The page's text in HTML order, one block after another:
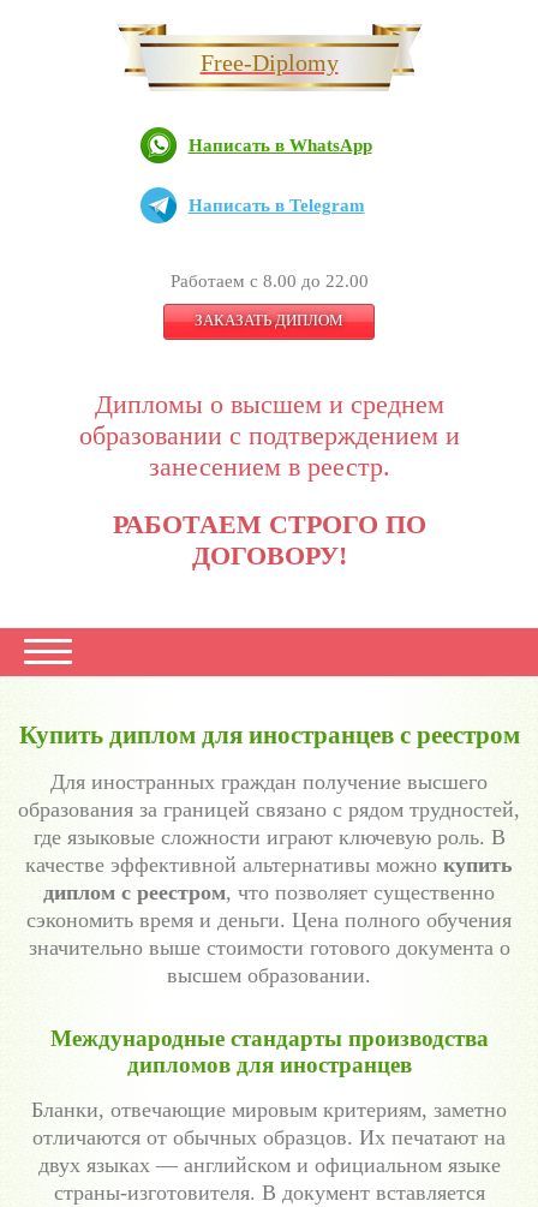
Free-Diplomy
Написать в WhatsApp
Написать в Telegram
Работаем с 8.00 до 22.00
ЗАКАЗАТЬ ДИПЛОМ
Дипломы о высшем и среднем
образовании с подтверждением и
занесением в реестр.
РАБОТАЕМ СТРОГО ПО
ДОГОВОРУ!
Купить диплом для иностранцев с реестром
Для иностранных граждан получение высшего
образования за границей связано с рядом трудностей,
где языковые сложности играют ключевую роль. В
качестве эффективной альтернативы можно купить
диплом с реестром, что позволяет существенно
сэкономить время и деньги. Цена полного обучения
значительно выше стоимости готового документа о
высшем образовании.
Международные стандарты производства
дипломов для иностранцев
Бланки, отвечающие мировым критериям, заметно
отличаются от обычных образцов. Их печатают на
двух языках — английском и официальном языке
страны-изготовителя. В документ вставляется